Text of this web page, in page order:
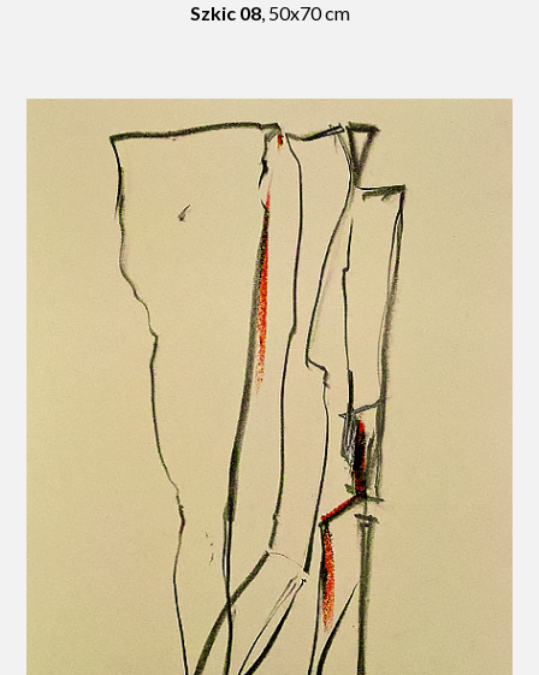
Szkic 08, 50x70 cm